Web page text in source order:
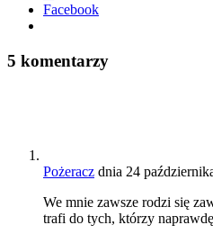
Facebook
5 komentarzy
Pożeracz dnia 24
We mnie zawsze rodzi się
trafi do tych, którzy